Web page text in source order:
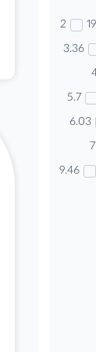
2
3.36
5.7
6.03
7
9.46